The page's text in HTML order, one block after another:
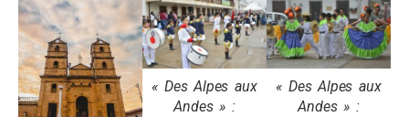
« Des Alpes aux
Andes » :
« Des Alpes aux
Andes » :